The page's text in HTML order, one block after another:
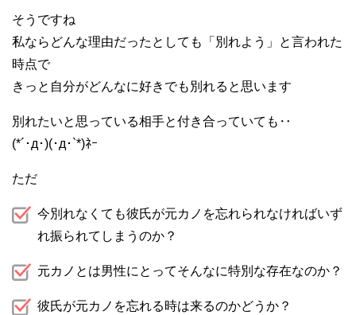
そうですね
私ならどんな理由だったとしても「別れよう」と言われた
時点で
きっと自分がどんなに好きでも別れると思います
別れたいと思っている相手と付き合っていても‥
(*´･д･)(･д･`*)ﾈｰ
ただ
今別れなくても彼氏が元カノを忘れられなければいず
れ振られてしまうのか？
元カノとは男性にとってそんなに特別な存在なのか？
彼氏が元カノを忘れる時は来るのかどうか？